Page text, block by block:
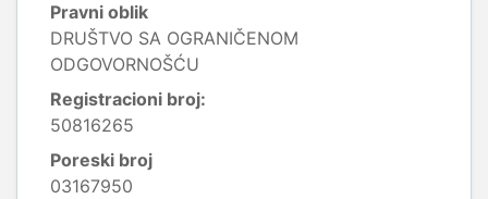
Pravni oblik
DRUŠTVO SA OGRANIČENOM
ODGOVORNOŠĆU
Registracioni broj:
50816265
Poreski broj
03167950